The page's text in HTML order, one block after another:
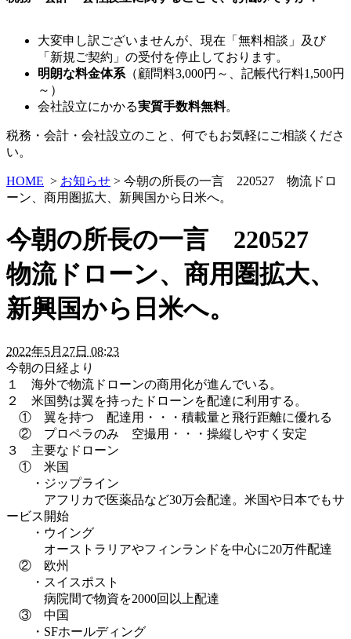
大変申し訳ございませんが、現在「無料相談」及び
「新規ご契約」の受付を停止しております。
明朗な料金体系 （顧問料3,000円～、記帳代行料1,500円
～）
会社設立にかかる実質手数料無料。
税務・会計・会社設立のこと、何でもお気軽にご相談くださ
い。
HOME > お知らせ > 今朝の所長の一言 220527 物流ドロ
ーン、商用圏拡大、新興国から日米へ。
今朝の所長の一言 220527
物流ドローン、商用圏拡大、
新興国から日米へ。
2022年5月27日 08:23
今朝の日経より
１ 海外で物流ドローンの商用化が進んでいる。
２ 米国勢は翼を持ったドローンを配達に利用する。
① 翼を持つ 配達用・・・積載量と飛行距離に優れる
② プロペラのみ 空撮用・・・操縦しやすく安定
３ 主要なドローン
① 米国
・ジップライン
アフリカで医薬品など30万会配達。米国や日本でもサ
ービス開始
・ウイング
オーストラリアやフィンランドを中心に20万件配達
② 欧州
・スイスポスト
病院間で物資を2000回以上配達
③ 中国
・SFホールディング